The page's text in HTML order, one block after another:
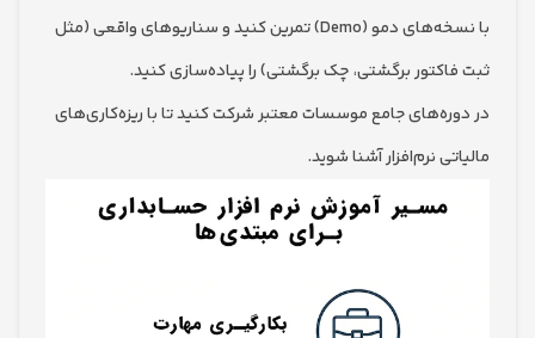
با نسخه‌های دمو (Demo) تمرین کنید و سناریوهای واقعی (مثل
برگشتی، چک برگشتی) را پیاده‌سازی کنید.
جامع موسسات معتبر شرکت کنید تا با ریزه‌کاری‌های
نرم‌افزار آشنا شوید.